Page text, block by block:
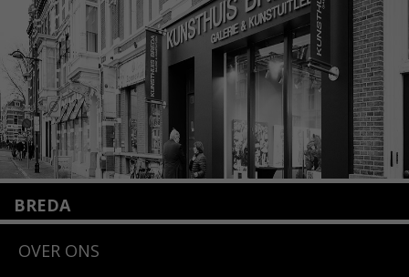
Lees meer
BREDA
4818 SB Breda
OVER ONS